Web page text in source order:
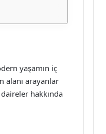
yaşamın iç
alanı arayanlar
hakkında